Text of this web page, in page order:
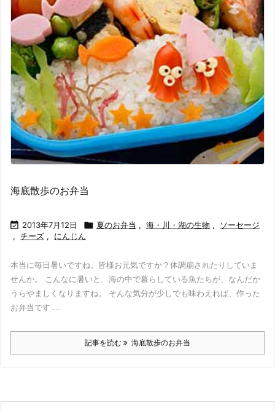
海底散歩のお弁当
 2013年7月12日  夏のお弁当 , 海・川・湖の生物 ,
ソーセージ
, チーズ , にんじん
本当に毎日暑いですね。皆様お元気ですか？体調崩されたりしていま
せんか。 こんなに暑いと、海の中で暮らしている魚たちが、なんだか
うらやましくなりますね。 そんな気分が少しでも味わえれば、作った
お弁当です ...
記事を読む 海底散歩のお弁当